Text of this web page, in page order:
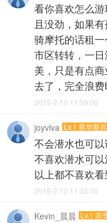
看你喜欢怎么
且没劲，如果
骑摩托的话租
市区转转，一
美，只是有点
去了，完全浪
2019-2-10 11:59:00
joyviva Lv.1 菲华新兵
不会潜水也可以
不喜欢潜水可以
以上都不喜欢看
2019-2-10 11:32:00
Kevin_晨晨 Lv.1 菲